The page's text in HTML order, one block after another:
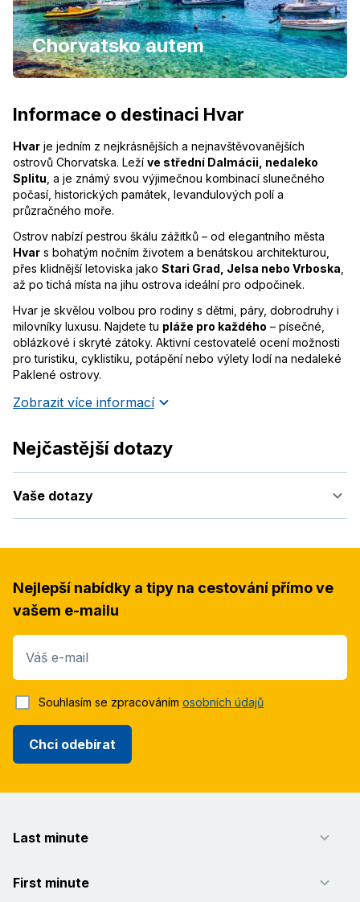
Chorvatsko autem
Informace o destinaci Hvar
Hvar je jedním z nejkrásnějších a nejnavštěvovanějších
ostrovů Chorvatska. Leží ve střední Dalmácii, nedaleko
Splitu , a je známý svou výjimečnou kombinací slunečného
počasí, historických památek, levandulových polí a
průzračného moře.
Ostrov nabízí pestrou škálu zážitků – od elegantního města
Hvar s bohatým nočním životem a benátskou architekturou,
přes klidnější letoviska jako Stari Grad, Jelsa nebo Vrboska
až po tichá místa na jihu ostrova ideální pro odpočinek.
Hvar je skvělou volbou pro rodiny s dětmi, páry, dobrodruhy i
milovníky luxusu. Najdete tu pláže pro každého – písečné,
oblázkové i skryté zátoky. Aktivní cestovatelé ocení možnosti
pro turistiku, cyklistiku, potápění nebo výlety lodí na nedaleké
Paklené ostrovy.
Zobrazit více informací
Nejčastější dotazy
Vaše dotazy
Nejlepší nabídky a tipy na cestování přímo ve
vašem e-mailu
Váš e-mail
Chci odebírat
Souhlasím se zpracováním osobních údajů
Last minute
First minute